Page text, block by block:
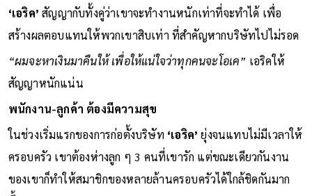
‘เอริค’ สัญญากับทั้งคู่ว่าเขาจะทำงานหนักเท่าที่จะทำได้ เพื่อ
สร้างผลตอบแทนให้พวกเขาสิบเท่า ที่สำคัญหากบริษัทไปไม่รอด
“ผมจะหาเงินมาคืนให้ เพื่อให้แน่ใจว่าทุกคนจะโอเค” เอริคให้
สัญญาหนักแน่น
พนักงาน-ลูกค้า ต้องมีความสุข
ในช่วงเริ่มแรกของการก่อตั้งบริษัท ‘เอริค’ ยุ่งจนแทบไม่มีเวลาให้
ครอบครัว เขาต้องห่างลูก ๆ 3 คนที่เขารัก แต่ขณะเดียวกันงาน
ของเขาก็ทำให้สมาชิกของหลายล้านครอบครัวได้ใกล้ชิดกันมาก